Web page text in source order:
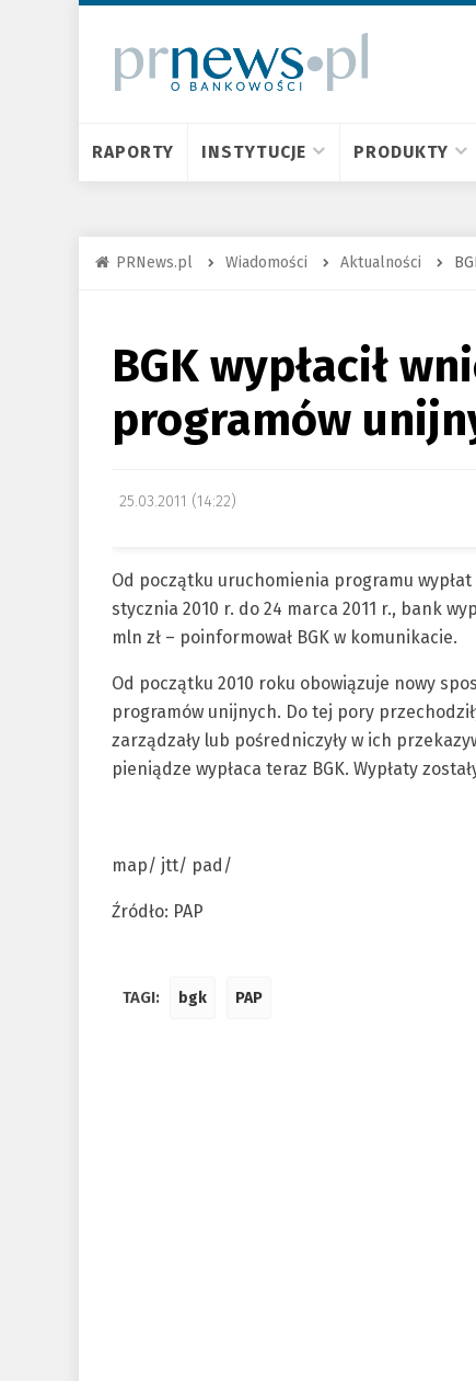
RAPORTY INSTYTUCJE PRODUKTY
PRNews.pl Wiadomości Aktualności
BGK wypłacił
programów
25.03.2011 (14:22)
Od początku uruchomienia programu
stycznia 2010 r. do 24 marca 2011 r., bank
mln zł – poinformował BGK w komunikacie.
Od początku 2010 roku obowiązuje nowy
programów unijnych. Do tej pory
zarządzały lub pośredniczyły w ich
pieniądze wypłaca teraz BGK. Wypłaty
map/ jtt/ pad/
Źródło: PAP
TAGI: bgk PAP